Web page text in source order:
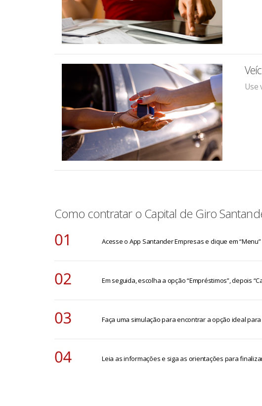
Use
Como contratar o Capital de Giro
Acesse o App Santander Empresas e clique em “Menu”
Em seguida, escolha a opção “Empréstimos”, depois
Faça uma simulação para encontrar a opção ideal
Leia as informações e siga as orientações para